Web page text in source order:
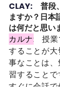
CLAY: 普段
ますか？日本
は何だと思い
カルナ:
授
することが
事なことは
習すること